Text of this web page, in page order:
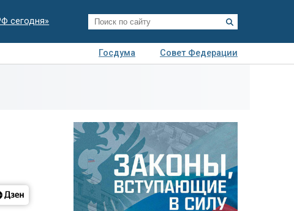
сегодня»
Госдума
Совет Федерации